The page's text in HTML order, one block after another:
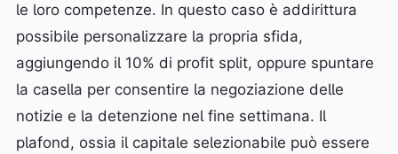
le loro competenze. In questo caso è addirittura
possibile personalizzare la propria sfida,
aggiungendo il 10% di profit split, oppure spuntare
la casella per consentire la negoziazione delle
notizie e la detenzione nel fine settimana. Il
plafond, ossia il capitale selezionabile può essere